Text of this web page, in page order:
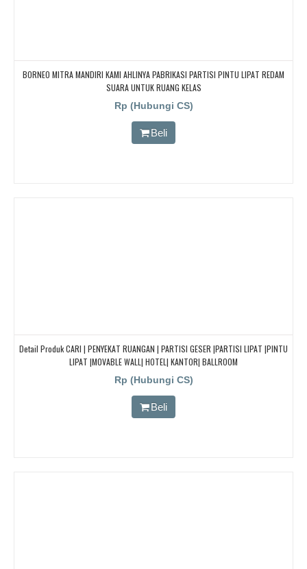
BORNEO MITRA MANDIRI KAMI AHLINYA PABRIKASI PARTISI PINTU LIPAT REDAM
SUARA UNTUK RUANG KELAS
Rp (Hubungi CS)
Beli
Detail Produk CARI | PENYEKAT RUANGAN | PARTISI GESER |PARTISI LIPAT |PINTU
LIPAT |MOVABLE WALL| HOTEL| KANTOR| BALLROOM
Rp (Hubungi CS)
Beli